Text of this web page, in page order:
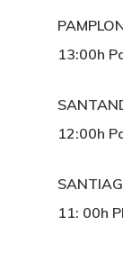
13:00h
12:00h
11: 00h